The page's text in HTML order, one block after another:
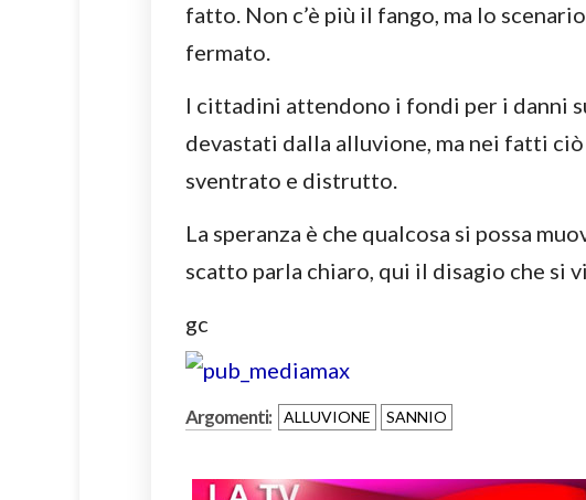
fatto. Non c’è più il fango, ma lo
fermato.
I cittadini attendono i fondi per i danni
devastati dalla alluvione, ma nei fatti ciò
sventrato e distrutto.
La speranza è che qualcosa si possa
scatto parla chiaro, qui il disagio che si
gc
Argomenti: ALLUVIONE SANNIO